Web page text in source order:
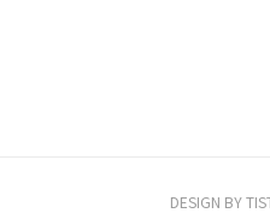
DESIGN BY